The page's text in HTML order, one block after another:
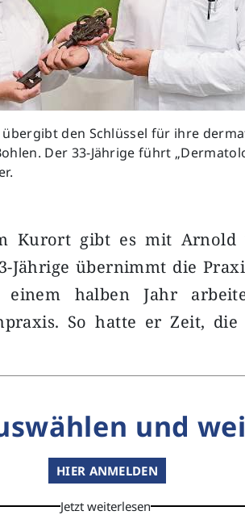
übergibt den Schlüssel für ihre
Der 33-Jährige führt
Kurort gibt es mit Arnold
Jährige übernimmt die
einem halben Jahr
So hatte er Zeit,
und
HIER ANMELDEN
Jetzt weiterlesen